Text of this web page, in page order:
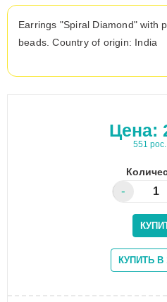
Earrings "Spiral Diamond" with
beads. Country of origin: India
Цена:
551